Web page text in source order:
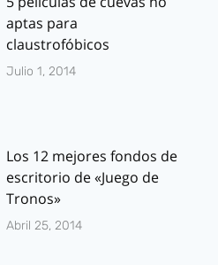
aptas para
claustrofóbicos
Julio 1, 2014
Los 12 mejores fondos de
escritorio de «Juego de
Tronos»
Abril 25, 2014